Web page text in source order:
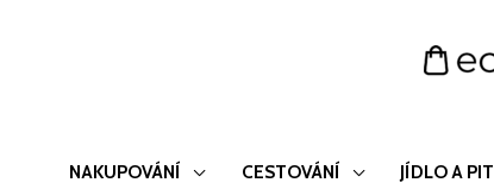
NAKUPOVÁNÍ CESTOVÁNÍ JÍDLO A